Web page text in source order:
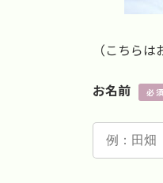
（こちら
お名前 必須